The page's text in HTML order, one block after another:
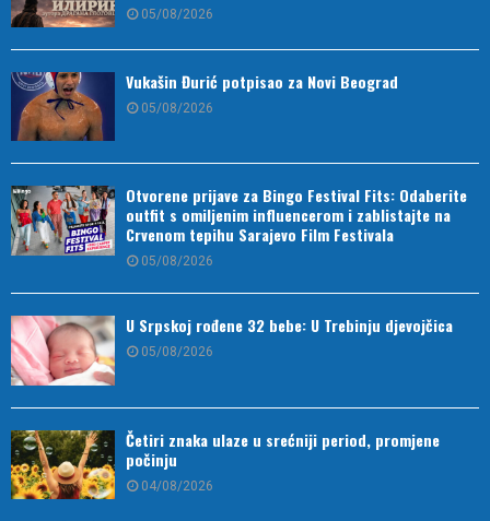
05/08/2026
Vukašin Đurić potpisao za Novi Beograd
05/08/2026
Otvorene prijave za Bingo Festival Fits: Odaberite
outfit s omiljenim influencerom i zablistajte na
Crvenom tepihu Sarajevo Film Festivala
05/08/2026
U Srpskoj rođene 32 bebe: U Trebinju djevojčica
05/08/2026
Četiri znaka ulaze u srećniji period, promjene
počinju
04/08/2026